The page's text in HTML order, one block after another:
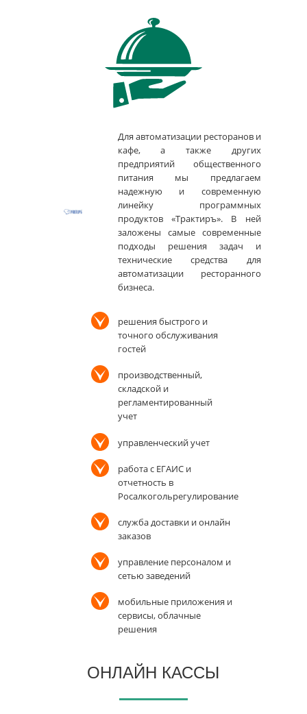
Для автоматизации ресторанов и
кафе, а также других
предприятий общественного
питания мы предлагаем
надежную и современную
линейку программных
продуктов «Трактиръ». В ней
заложены самые современные
подходы решения задач и
технические средства для
автоматизации ресторанного
бизнеса.
решения быстрого и
точного обслуживания
гостей
производственный,
складской и
регламентированный
учет
управленческий учет
работа с ЕГАИС и
отчетность в
Росалкогольрегулирование
служба доставки и онлайн
заказов
управление персоналом и
сетью заведений
мобильные приложения и
сервисы, облачные
решения
ОНЛАЙН КАССЫ